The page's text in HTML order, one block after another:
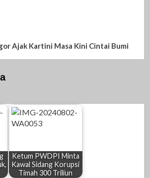
Ajak Kartini Masa Kini Cintai Bumi
Ketum PWDPI Minta
Kawal Sidang Korupsi
Timah 300 Triliun